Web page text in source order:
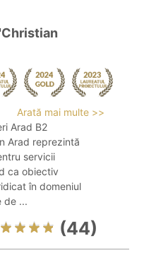
Arată mai multe >>
Arad B2
Arad reprezintă
servicii
ca obiectiv
în domeniul
de ...
(44)